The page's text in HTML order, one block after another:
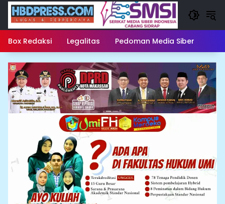
Langsung
konten
Box Redaksi Legalitas Pedoman Media Siber